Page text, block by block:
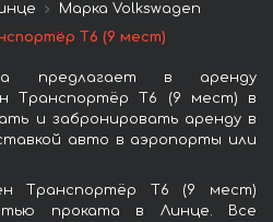
Марка Volkswagen
T6 (9 мест)
предлагает в аренду
Транспортёр T6 (9 мест) в
и забронировать аренду в
авто в аэропорты или
Транспортёр T6 (9 мест)
проката в Линце. Все